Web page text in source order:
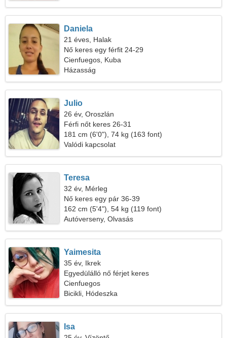
Daniela
21 éves, Halak
Nő keres egy férfit 24-29
Cienfuegos, Kuba
Házasság
Julio
26 év, Oroszlán
Férfi nőt keres 26-31
181 cm (6'0"), 74 kg (163 font)
Valódi kapcsolat
Teresa
32 év, Mérleg
Nő keres egy pár 36-39
162 cm (5'4"), 54 kg (119 font)
Autóverseny, Olvasás
Yaimesita
35 év, Ikrek
Egyedülálló nő férjet keres
Cienfuegos
Bicikli, Hódeszka
Isa